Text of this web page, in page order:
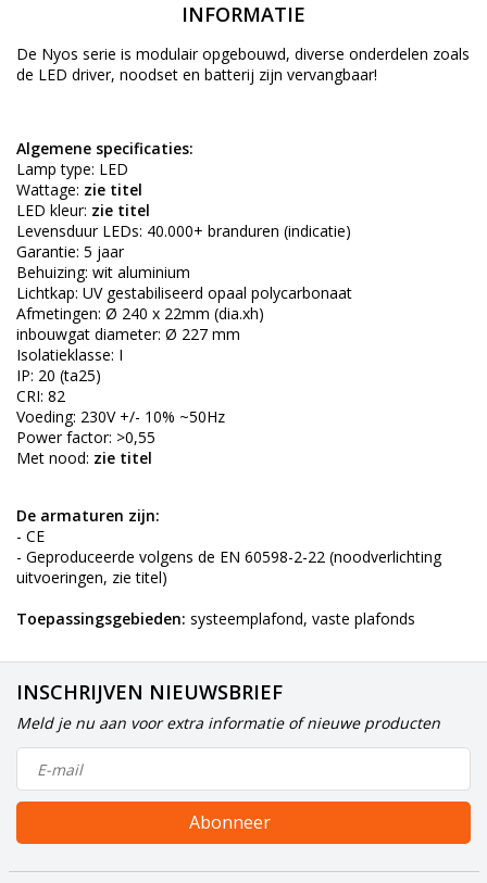
INFORMATIE
De Nyos serie is modulairopgebouwd, diverse onderdelen zoals
de LED driver, noodset en batterij zijn vervangbaar!
Algemene specificaties:
Lamp type: LED
Wattage: zie titel
LED kleur: zie titel
Levensduur LEDs: 40.000+ branduren (indicatie)
Garantie: 5 jaar
Behuizing: wit aluminium
Lichtkap: UV gestabiliseerd opaal polycarbonaat
Afmetingen: Ø 240 x 22mm (dia.xh)
inbouwgat diameter: Ø 227 mm
Isolatieklasse: I
IP: 20 (ta25)
CRI: 82
Voeding: 230V +/- 10% ~50Hz
Power factor: >0,55
Met nood: zie titel
De armaturen zijn:
- CE
- Geproduceerde volgens de EN 60598-2-22 (noodverlichting
uitvoeringen, zie titel)
Toepassingsgebieden: systeemplafond, vaste plafonds
INSCHRIJVEN NIEUWSBRIEF
Meld je nu aan voor extra informatie of nieuwe producten
Abonneer